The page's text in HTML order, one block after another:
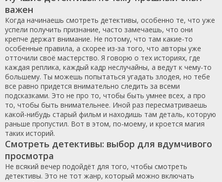
важен
Когда начинаешь смотреть детективы, особенно те, что уже
успели получить признание, часто замечаешь, что они
крепче держат внимание. Не потому, что там какие-то
особенные правила, а скорее из-за того, что авторы уже
отточили своё мастерство. Я говорю о тех историях, где
каждая реплика, каждый кадр неслучайны, а ведут к чему-то
большему. Ты можешь попытаться угадать злодея, но тебе
все равно придется внимательно следить за всеми
подсказками. Это не про то, чтобы быть умнее всех, а про
то, чтобы быть внимательнее. Иной раз пересматриваешь
какой-нибудь старый фильм и находишь там деталь, которую
раньше пропустил. Вот в этом, по-моему, и кроется магия
таких историй.
Смотреть детективы: выбор для вдумчивого
просмотра
Не всякий вечер подойдёт для того, чтобы смотреть
детективы. Это не тот жанр, который можно включать